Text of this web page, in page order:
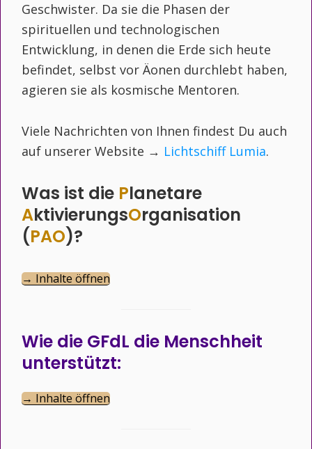
Geschwister. Da sie die Phasen der
spirituellen und technologischen
Entwicklung, in denen die Erde sich heute
befindet, selbst vor Äonen durchlebt haben,
agieren sie als kosmische Mentoren.
Viele Nachrichten von Ihnen findest Du auch
auf unserer Website → Lichtschiff Lumia.
Was ist die Planetare
AktivierungsOrganisation
(PAO)?
→ Inhalte öffnen
Wie die GFdL die Menschheit
unterstützt:
→ Inhalte öffnen